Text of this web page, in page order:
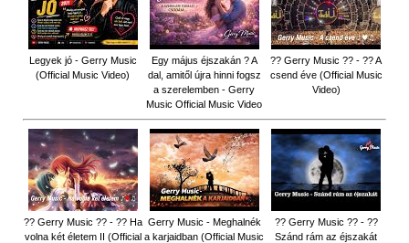
Legyek jó - Gerry Music
(Official Music Video)
Egy május éjszakán ? A
dal, amitől újra hinni fogsz
a szerelemben - Gerry
Music Official Music Video
?? Gerry Music ?? - ?? A
csend éve (Official Music
Video)
?? Gerry Music ?? - ?? Ha
volna két életem II (Official
Gerry Music - Meghalnék
a karjaidban (Official Music
?? Gerry Music ?? - ??
Szánd rám az éjszakát